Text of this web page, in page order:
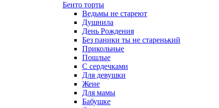
Бенто торты
Ведьмы не стареют
Душнила
День Рождения
Без паники ты не старенький
Прикольные
Пошлые
С сердечками
Для девушки
Жене
Для мамы
Бабушке